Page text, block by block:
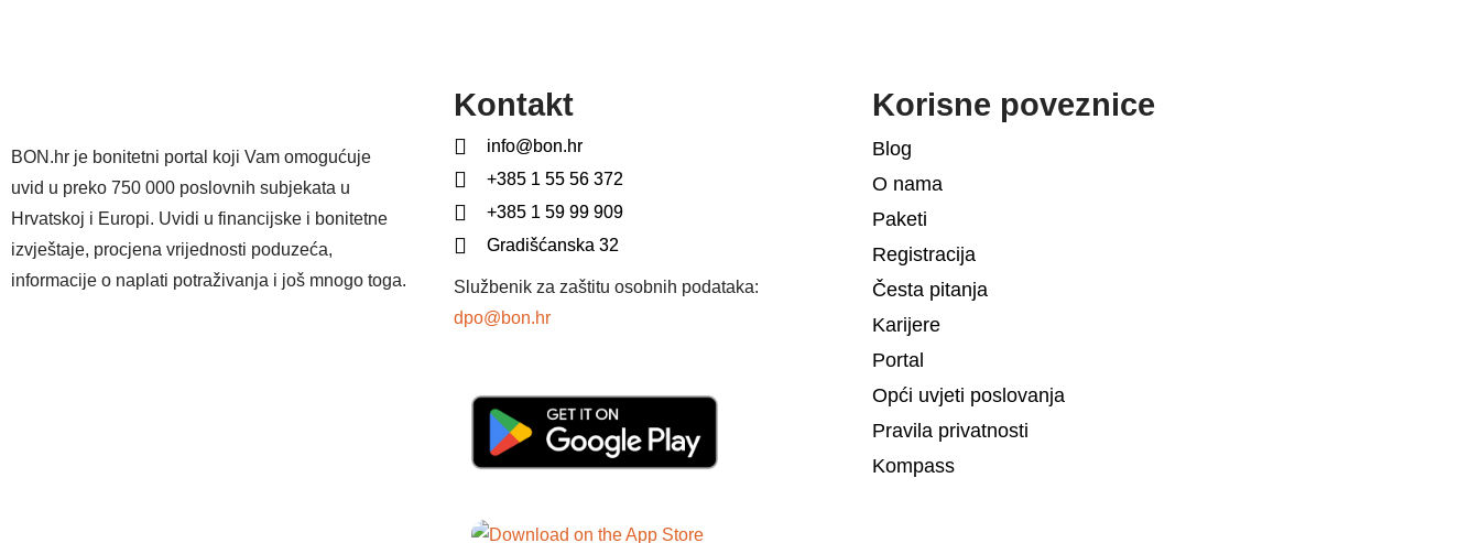
BON.hr je bonitetni portal koji Vam omogućuje
uvid u preko 750 000 poslovnih subjekata u
Hrvatskoj i Europi. Uvidi u financijske i bonitetne
izvještaje, procjena vrijednosti poduzeća,
informacije o naplati potraživanja i još mnogo toga.
Kontakt
info@bon.hr
+385 1 55 56 372
+385 1 59 99 909
Gradišćanska 32
Službenik za zaštitu osobnih podataka:
dpo@bon.hr
Korisne poveznice
Blog
O nama
Paketi
Registracija
Česta pitanja
Karijere
Portal
Opći uvjeti poslovanja
Pravila privatnosti
Kompass